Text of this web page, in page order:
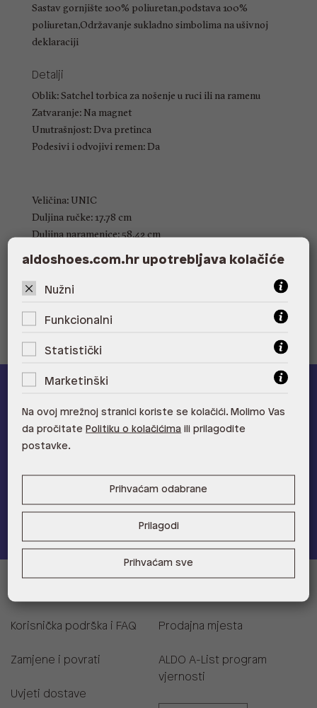
Sastav gornjište 100% poliuretan,podstava 100%
poliuretan,Održavanje sukladno simbolima na ušivnoj
deklaraciji
Detalji
Oblik: Satchel torbica za nošenje u ruci ili na ramenu
Zatvaranje: Na magnet
Unutrašnjost: Dva pretinca
Podesivi i odvojivi remen: Da
Veličina: UNIC
Duljina ručke: 17.78 cm
Duljina naramenice: 58.42 cm
Dubina: 10 cm
Učlani se u ALDO A-list program vjernosti i ostvari 5% popusta
Pridružite se
Korisnička podrška i FAQ
Zamjene i povrati
Uvjeti dostave
Prodajna mjesta
ALDO A-List program
vjernosti
aldoshoes.com.hr upotrebljava kolačiće
Nužni
Funkcionalni
Statistički
Marketinški
Na ovoj mrežnoj stranici koriste se kolačići. Molimo Vas
da pročitate Politiku o kolačićima ili prilagodite
postavke.
Prihvaćam odabrane
Prilagodi
Prihvaćam sve